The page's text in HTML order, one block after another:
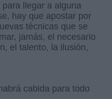
llegar a alguna
hay que apostar por
técnicas que se
jamás, el necesario
el talento, la ilusión,
cabida para todo